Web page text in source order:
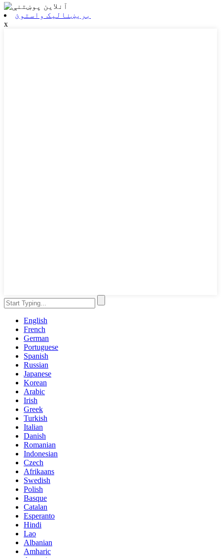
بریښنالیک واستوئ
x
English
French
German
Portuguese
Spanish
Russian
Japanese
Korean
Arabic
Irish
Greek
Turkish
Italian
Danish
Romanian
Indonesian
Czech
Afrikaans
Swedish
Polish
Basque
Catalan
Esperanto
Hindi
Lao
Albanian
Amharic